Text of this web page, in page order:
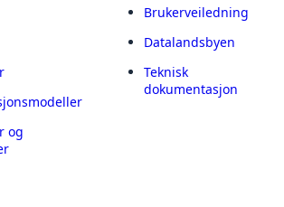
og
Brukerveiledning
Datalandsbyen
Teknisk
dokumentasjon